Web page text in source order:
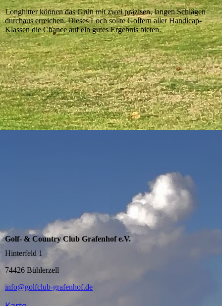
Longhitter können das Grün mit zwei präzisen, langen Schlägen
durchaus erreichen. Dieses Loch sollte Golfern aller Handicap-
Klassen die Chance auf ein gutes Ergebnis bieten.
Golf- & Country Club Grafenhof e.V.
Hinterfeld 1
74426 Bühlerzell
info@golfclub-grafenhof.de